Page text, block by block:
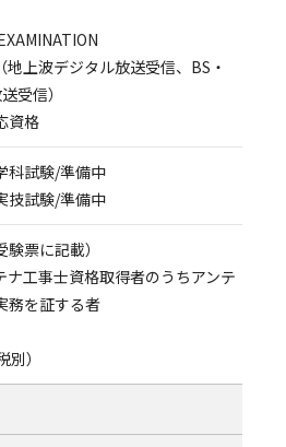
上波デジタル放送受信、BS・
受信）
資格
科試験/準備中
技試験/準備中
票に記載）
ナ工事士資格取得者のうちアンテ
務を証する者
）